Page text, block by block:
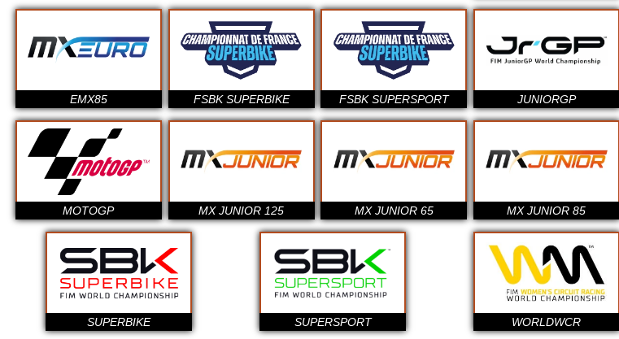
EMX85 FSBK SUPERBIKE FSBK SUPERSPORT JUNIORGP
MOTOGP MX JUNIOR 125 MX JUNIOR 65 MX JUNIOR 85
SUPERBIKE SUPERSPORT WORLDWCR